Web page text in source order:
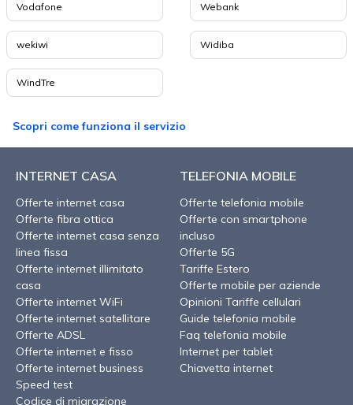
Vodafone Webank
wekiwi Widiba
WindTre
Scopri come funziona il servizio
INTERNET CASA
Offerte internet casa
Offerte fibra ottica
Offerte internet casa senza
linea fissa
Offerte internet illimitato
casa
Offerte internet WiFi
Offerte internet satellitare
Offerte ADSL
Offerte internet e fisso
Offerte internet business
Speed test
Codice di migrazione
TELEFONIA MOBILE
Offerte telefonia mobile
Offerte con smartphone
incluso
Offerte 5G
Tariffe Estero
Offerte mobile per aziende
Opinioni Tariffe cellulari
Guide telefonia mobile
Faq telefonia mobile
Internet per tablet
Chiavetta internet